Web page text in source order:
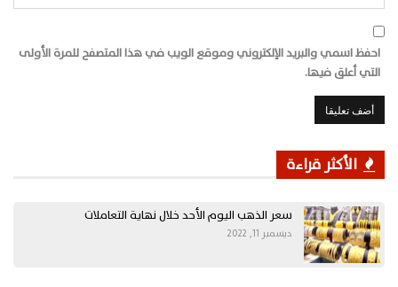
احفظ اسمي والبريد الإلكتروني وموقع الويب في هذا المتصفح للمرة الأولى
التي أعلق فيها.
الأكثر قراءة
سعر الذهب اليوم الأحد خلال نهاية التعاملات
ديسمبر 11, 2022